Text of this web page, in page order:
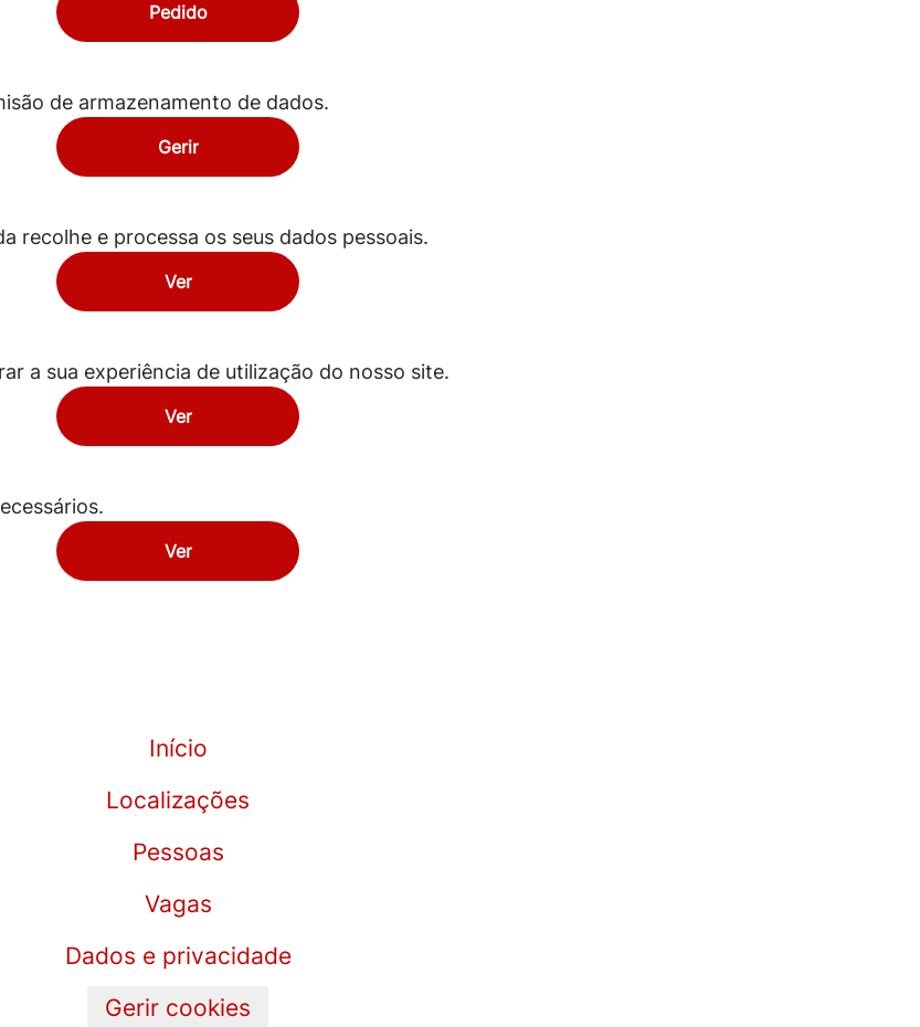
Pedido
de armazenamento de dados.
Gerir
recolhe e processa os seus dados pessoais.
Ver
a sua experiência de utilização do nosso site.
Ver
Ver
Início
Localizações
Pessoas
Vagas
Dados e privacidade
Gerir cookies